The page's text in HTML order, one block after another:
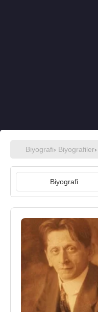
Biyografi› Biyografiler›
Biyografi